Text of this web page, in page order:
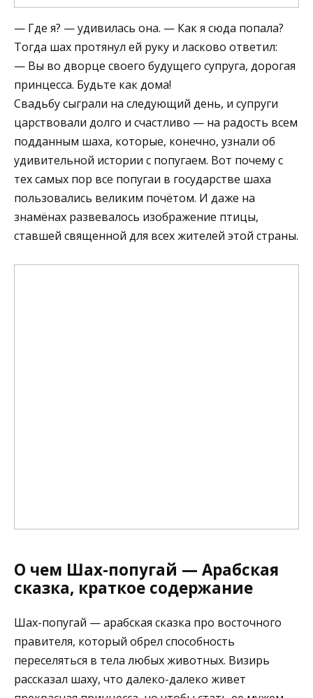
— Где я? — удивилась она. — Как я сюда попала?
Тогда шах протянул ей руку и ласково ответил:
— Вы во дворце своего будущего супруга, дорогая
принцесса. Будьте как дома!
Свадьбу сыграли на следующий день, и супруги
царствовали долго и счастливо — на радость всем
подданным шаха, которые, конечно, узнали об
удивительной истории с попугаем. Вот почему с
тех самых пор все попугаи в государстве шаха
пользовались великим почётом. И даже на
знамёнах развевалось изображение птицы,
ставшей священной для всех жителей этой страны.
О чем Шах-попугай — Арабская
сказка, краткое содержание
Шах-попугай — арабская сказка про восточного
правителя, который обрел способность
переселяться в тела любых животных. Визирь
рассказал шаху, что далеко-далеко живет